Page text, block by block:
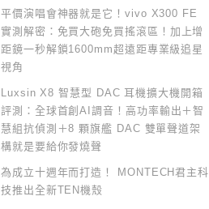
平價演唱會神器就是它！vivo X300 FE
實測解密：免買大砲免買搖滾區！加上增
距鏡一秒解鎖1600mm超遠距專業級追星
視角
Luxsin X8 智慧型 DAC 耳機擴大機開箱
評測：全球首創AI調音！高功率輸出＋智
慧組抗偵測＋8 顆旗艦 DAC 雙單聲道架
構就是要給你發燒聲
為成立十週年而打造！ MONTECH君主科
技推出全新TEN機殼